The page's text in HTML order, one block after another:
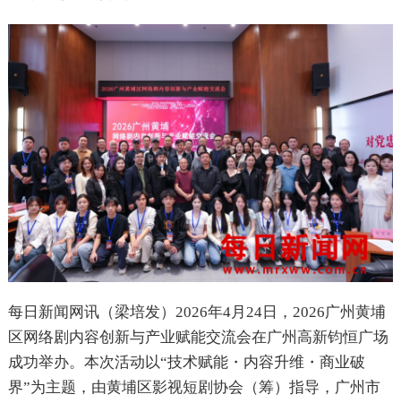
每日新闻网讯（梁培发）2026年4月24日，2026广州黄埔
区网络剧内容创新与产业赋能交流会在广州高新钧恒广场
成功举办。本次活动以“技术赋能・内容升维・商业破
界”为主题，由黄埔区影视短剧协会（筹）指导，广州市